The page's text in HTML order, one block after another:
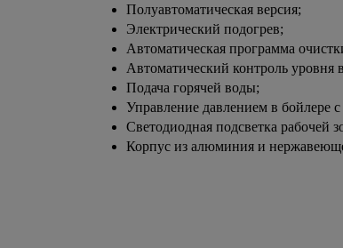
Полуавтоматическая версия;
Электрический подогрев;
Автоматическая программа
Автоматический контроль уровня
Подача горячей воды;
Управление давлением в бойлере
Светодиодная подсветка рабочей
Корпус из алюминия и